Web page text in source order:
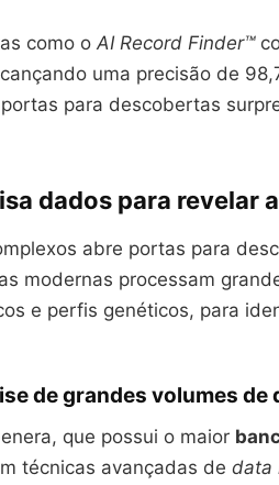
como o AI Record Finder™
uma precisão de
para descobertas
dados para revelar
abre portas para
modernas processam
e perfis genéticos, para
de grandes volumes de
que possui o maior
técnicas avançadas de data